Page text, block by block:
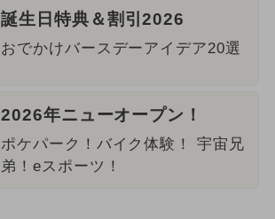
誕生日特典＆割引2026
おでかけバースデーアイデア20選
2026年ニューオープン！
ポケパーク！バイク体験！ 宇宙兄
弟！eスポーツ！